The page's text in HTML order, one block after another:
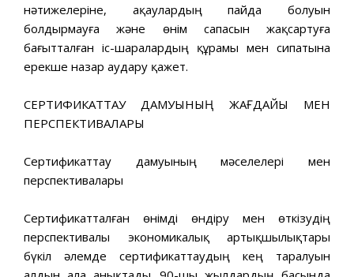
нәтижелеріне, ақаулардың пайда болуын
болдырмауға және өнім сапасын жақсартуға
бағытталған іс-шаралардың құрамы мен сипатына
ерекше назар аудару қажет.
СЕРТИФИКАТТАУ ДАМУЫНЫҢ ЖАҒДАЙЫ МЕН
ПЕРСПЕКТИВАЛАРЫ
Сертификаттау дамуының мәселелері мен
перспективалары
Сертификатталған өнімді өндіру мен өткізудің
перспективалы экономикалық артықшылықтары
бүкіл әлемде сертификаттаудың кең таралуын